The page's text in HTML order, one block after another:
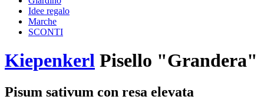
Idee regalo
Marche
SCONTI
Kiepenkerl Pisello "Grandera"
Pisum sativum con resa elevata